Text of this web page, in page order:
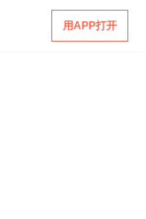
用APP打开